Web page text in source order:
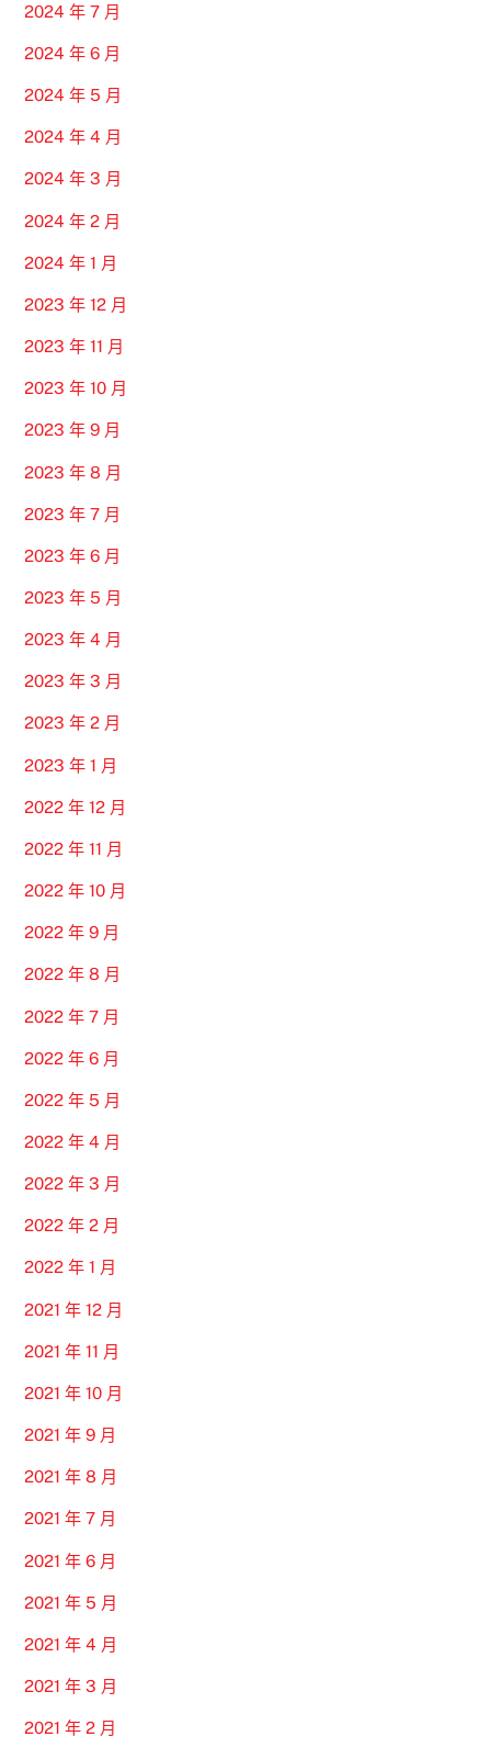
2024 年 7 月
2024 年 6 月
2024 年 5 月
2024 年 4 月
2024 年 3 月
2024 年 2 月
2024 年 1 月
2023 年 12 月
2023 年 11 月
2023 年 10 月
2023 年 9 月
2023 年 8 月
2023 年 7 月
2023 年 6 月
2023 年 5 月
2023 年 4 月
2023 年 3 月
2023 年 2 月
2023 年 1 月
2022 年 12 月
2022 年 11 月
2022 年 10 月
2022 年 9 月
2022 年 8 月
2022 年 7 月
2022 年 6 月
2022 年 5 月
2022 年 4 月
2022 年 3 月
2022 年 2 月
2022 年 1 月
2021 年 12 月
2021 年 11 月
2021 年 10 月
2021 年 9 月
2021 年 8 月
2021 年 7 月
2021 年 6 月
2021 年 5 月
2021 年 4 月
2021 年 3 月
2021 年 2 月